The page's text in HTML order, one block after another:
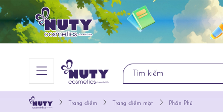
Trang điểm Trang điểm mặt Phấn Phủ